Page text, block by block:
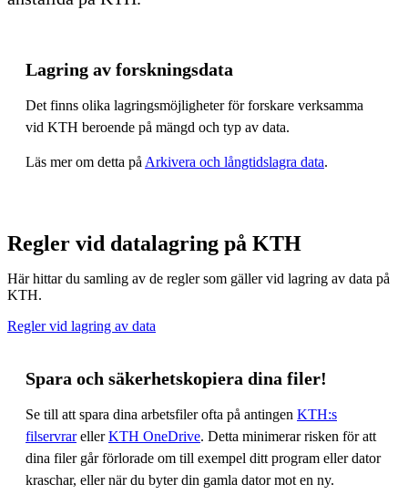
Lagring av forskningsdata
Det finns olika lagringsmöjligheter för forskare verksamma
vid KTH beroende på mängd och typ av data.
Läs mer om detta på Arkivera och långtidslagra data.
Regler vid datalagring på KTH
Här hittar du samling av de regler som gäller vid lagring av data på
KTH.
Regler vid lagring av data
Spara och säkerhetskopiera dina filer!
Se till att spara dina arbetsfiler ofta på antingen KTH:s
filservrarellerKTH OneDrive. Detta minimerar risken för att
dina filer går förlorade om till exempel ditt program eller dator
kraschar, eller när du byter din gamla dator mot en ny.